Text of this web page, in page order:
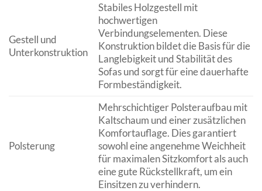
Gestell und
Unterkonstruktion
Stabiles Holzgestell mit
hochwertigen
Verbindungselementen. Diese
Konstruktion bildet die Basis für die
Langlebigkeit und Stabilität des
Sofas und sorgt für eine dauerhafte
Formbeständigkeit.
Polsterung
Mehrschichtiger Polsteraufbau mit
Kaltschaum und einer zusätzlichen
Komfortauflage. Dies garantiert
sowohl eine angenehme Weichheit
für maximalen Sitzkomfort als auch
eine gute Rückstellkraft, um ein
Einsitzen zu verhindern.